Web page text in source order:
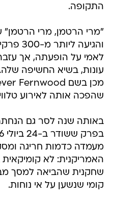
התקופה.
והגיעה
לאמי על הופעתה, אך
עונות, בשיא החשיפה
שהפכה אותה לאירוע
באותה שנה לסר גם הנחתה
מעמדה כדמות חריגה
האמריקנית: לא
שחקנית שהביאה למסך
קומי שנשען על אי נוחות.